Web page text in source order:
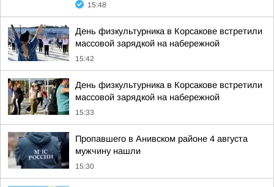
15:48
День физкультурника в Корсакове встретили
массовой зарядкой на набережной
15:42
День физкультурника в Корсакове встретили
массовой зарядкой на набережной
15:33
Пропавшего в Анивском районе 4 августа
мужчину нашли
15:30